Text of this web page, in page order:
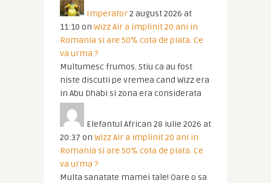
Imperator2 august 2026 at
11:10 on Wizz Air a implinit 20 ani in
Romania si are 50% cota de piata. Ce
va urma ?
Multumesc frumos. Stiu ca au fost
niste discutii pe vremea cand Wizz era
in Abu Dhabi si zona era considerata
Elefantul African 28 iulie 2026 at
20:37 on Wizz Air a implinit 20 ani in
Romania si are 50% cota de piata. Ce
va urma ?
Multa sanatate mamei tale! Oare o sa